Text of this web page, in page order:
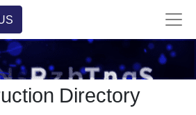
Directory